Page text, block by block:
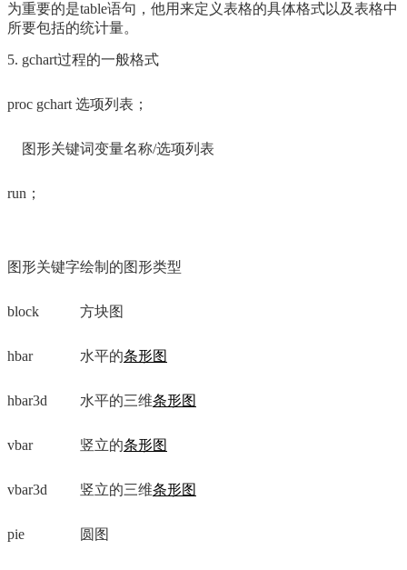
为重要的是table语句，他用来定义表格的具体格式以及表格中
所要包括的统计量。
5. gchart过程的一般格式
proc gchart 选项列表；
图形关键词变量名称/选项列表
run；
图形关键字绘制的图形类型
block 方块图
hbar 水平的条形图
hbar3d 水平的三维条形图
vbar 竖立的条形图
vbar3d 竖立的三维条形图
pie 圆图